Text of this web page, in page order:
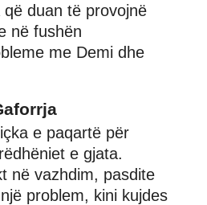
duan të provojnë
në fushën
me Demi dhe
e paqartë për
e gjata.
në vazhdim, pasdite
problem, kini kujdes